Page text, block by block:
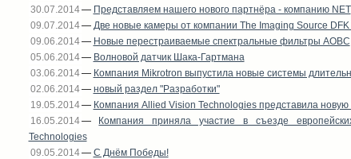
30.07.2014— Представляем нашего нового партнёра - компанию NET
09.07.2014— Две новые камеры от компании The Imaging Source
09.06.2014— Новые перестраиваемые спектральные фильтры АОВС
05.06.2014— Волновой датчик Шака-Гартмана
03.06.2014— Компания Mikrotron выпустила новые системы
02.06.2014— новый раздел "Разработки"
19.05.2014— Компания Allied Vision Technologies представила
16.05.2014—
Компания приняла участие в съезде
Technologies
09.05.2014— С Днём Победы!